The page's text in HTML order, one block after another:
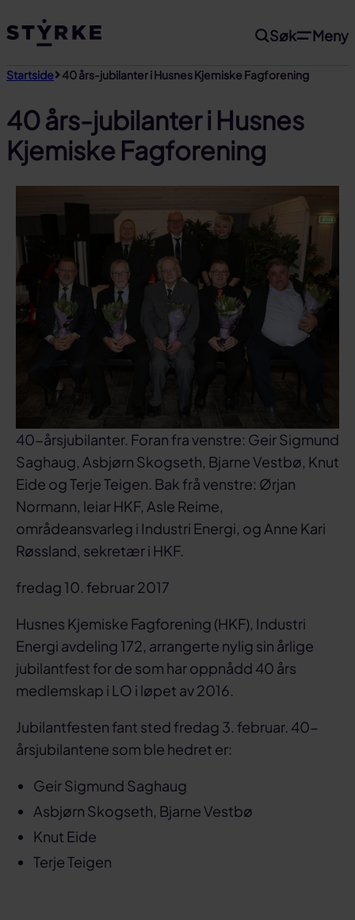
til
Søk Meny
Startside 40 års-jubilanter i Husnes Kjemiske Fagforening
40 års-jubilanter i Husnes
Kjemiske Fagforening
40-årsjubilanter. Foran fra venstre: Geir Sigmund
Saghaug, Asbjørn Skogseth, Bjarne Vestbø, Knut
Eide og Terje Teigen. Bak frå venstre: Ørjan
Normann, leiar HKF, Asle Reime,
områdeansvarleg i Industri Energi, og Anne Kari
Røssland, sekretær i HKF.
fredag 10. februar 2017
Husnes Kjemiske Fagforening (HKF), Industri
Energi avdeling 172, arrangerte nylig sin årlige
jubilantfest for de som har oppnådd 40 års
medlemskap i LO i løpet av 2016.
Jubilantfesten fant sted fredag 3. februar. 40-
årsjubilantene som ble hedret er:
Geir Sigmund Saghaug
Asbjørn Skogseth, Bjarne Vestbø
Knut Eide
Terje Teigen